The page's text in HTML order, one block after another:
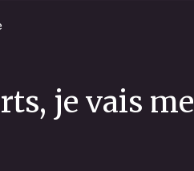
je vais me